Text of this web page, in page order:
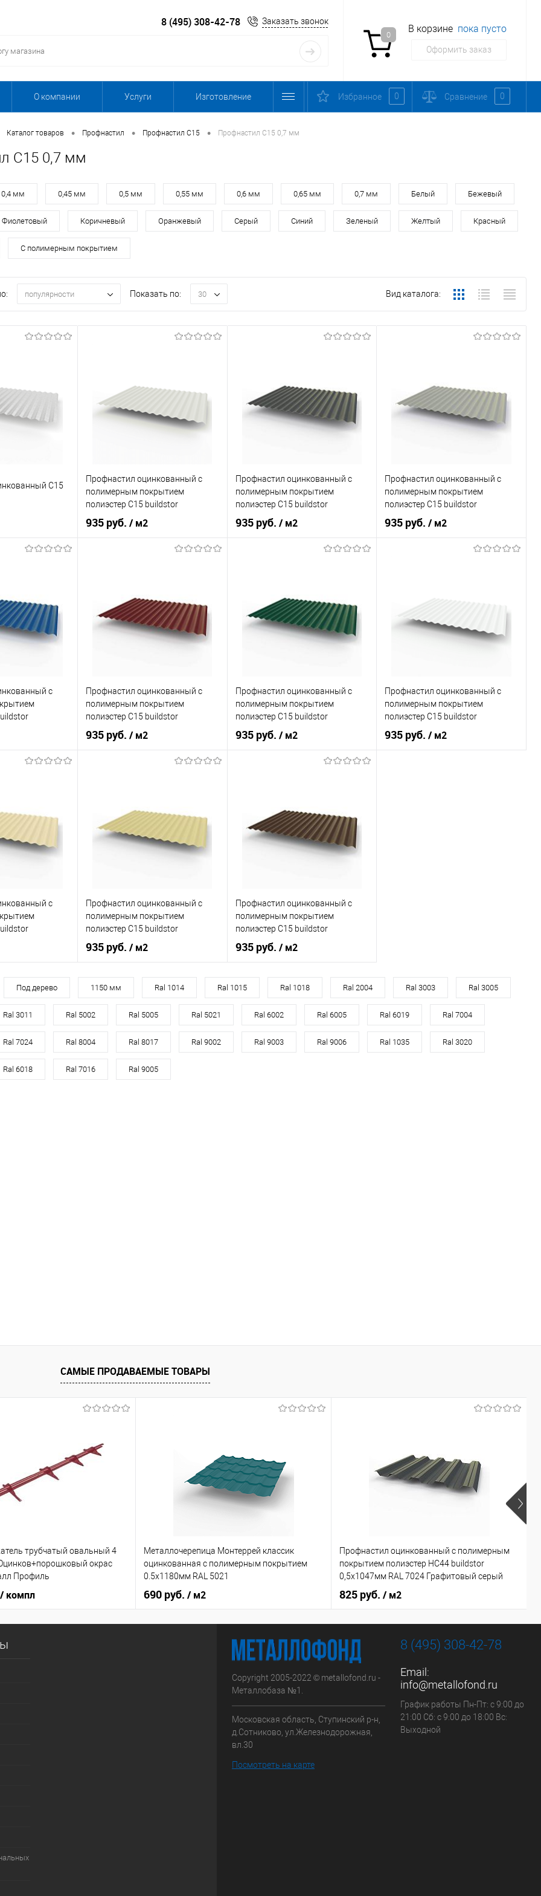
8 (495) 308-42-78 Заказать звонок
0
В корзине пока пусто
Оформить заказ
О компании Услуги Изготовление Избранное 0 Сравнение 0
Каталог товаров • Профнастил • Профнастил С15 • Профнастил С15 0,7 мм
С15 0,7 мм
0,4 мм 0,45 мм 0,5 мм 0,55 мм 0,6 мм 0,65 мм 0,7 мм Белый Бежевый
Фиолетовый Коричневый Оранжевый Серый Синий Зеленый Желтый Красный
С полимерным покрытием
популярности Показать по: 30 Вид каталога:
С15
Профнастил оцинкованный с
полимерным покрытием
полиэстер С15 buildstor
0,7х1180мм RAL 9002 Светло-
серый
935 руб. / м2
В корзину
Профнастил оцинкованный с
полимерным покрытием
полиэстер С15 buildstor
0,7х1180мм RAL 7024
Графитовый серый
935 руб. / м2
В корзину
Профнастил оцинкованный с
полимерным покрытием
полиэстер С15 buildstor
0,7х1180мм RAL 7004
Сигнальный серый
935 руб./ м2
В корзину
с
Профнастил оцинкованный с
полимерным покрытием
полиэстер С15 buildstor
0,7х1180мм RAL 3005 Винно-
красный
935 руб. / м2
В корзину
Профнастил оцинкованный с
полимерным покрытием
полиэстер С15 buildstor
0,7х1180мм RAL 6005 Зелёный
мох
935 руб. / м2
В корзину
Профнастил оцинкованный с
полимерным покрытием
полиэстер С15 buildstor
0,7х1180мм RAL 9003
Сигнальный белый
935 руб./ м2
с
Светлая
слоновая кость
0,7
Сравнение
Профнастил оцинкованный с
полимерным покрытием
полиэстер С15 buildstor
0,7х1180мм RAL 1014 Слоновая
кость
935 руб. / м2
Оттенок Слоновая кость
Толщина, мм 0,7
В корзину
Купить в 1 клик
Профнастил оцинкованный с
полимерным покрытием
полиэстер С15 buildstor
0,7х1180мм RAL 8017
Шоколадно-коричневый
935 руб. / м2
Оттенок Шоколадно-коричневый
Толщина, мм 0,7
В корзину
Под дерево 1150 мм Ral 1014 Ral 1015 Ral 1018 Ral 2004 Ral 3003 Ral 3005
Ral 3011 Ral 5002 Ral 5005 Ral 5021 Ral 6002 Ral 6005 Ral 6019 Ral 7004
Ral 7024 Ral 8004 Ral 8017 Ral 9002 Ral 9003 Ral 9006 Ral 1035 Ral 3020
Ral 6018 Ral 7016 Ral 9005
САМЫЕ ПРОДАВАЕМЫЕ ТОВАРЫ
трубчатый овальный 4
окрас
Профиль
/ компл
Металлочерепица Монтеррей классик
оцинкованная с полимерным покрытием
0.5x1180мм RAL 5021
690 руб. / м2
Профнастил оцинкованный с полимерным
покрытием полиэстер НС44 buildstor
0,5х1047мм RAL 7024 Графитовый серый
825 руб. / м2
Copyright 2005-2022 © metallofond.ru -
Металлобаза №1.
Московская область, Ступинский р-н,
д.Сотниково, ул.Железнодорожная,
вл.30
Посмотреть на карте
8 (495) 308-42-78
Email:
info@metallofond.ru
График работы Пн-Пт: с 9:00 до
21:00 Сб: с 9:00 до 18:00 Вс:
Выходной